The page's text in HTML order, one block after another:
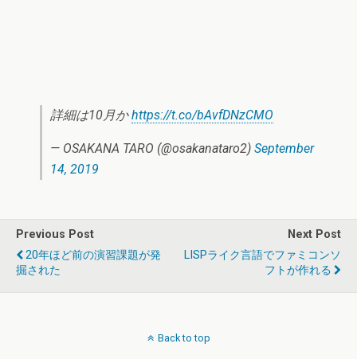
詳細は10月かhttps://t.co/bAvfDNzCMO
— OSAKANA TARO (@osakanataro2) September
14, 2019
Previous Post
20年ほど前の演習課題が発
掘された
Next Post
LISPライク言語でファミコンソ
フトが作れる
Back to top